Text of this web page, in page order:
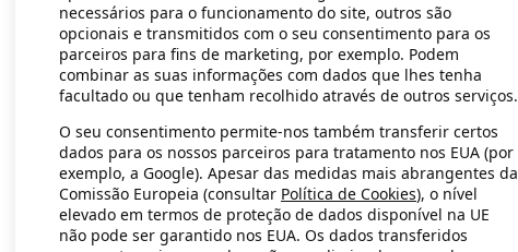
Application error: a client-side
necessários para o funcionamento do site, outros são
opcionais e transmitidos com o seu consentimento para os
parceiros para fins de marketing, por exemplo. Podem
combinar as suas informações com dados que lhes tenha
facultado ou que tenham recolhido através de outros serviços.
O seu consentimento permite-nos também transferir certos
dados para os nossos parceiros para tratamento nos EUA (por
exemplo, a Google). Apesar das medidas mais abrangentes da
Comissão Europeia (consultar Política de Cookies), o nível
elevado em termos de proteção de dados disponível na UE
não pode ser garantido nos EUA. Os dados transferidos